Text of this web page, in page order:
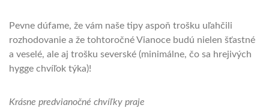
Pevne dúfame, že vám naše tipy aspoň trošku uľahčili
rozhodovanie a že tohtoročné Vianoce budú nielen šťastné
a veselé, ale aj trošku severské (minimálne, čo sa hrejivých
hygge chvíľok týka)!
Krásne predvianočné chvíľky praje